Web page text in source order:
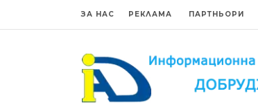
ЗА НАС РЕКЛАМА ПАРТНЬОРИ